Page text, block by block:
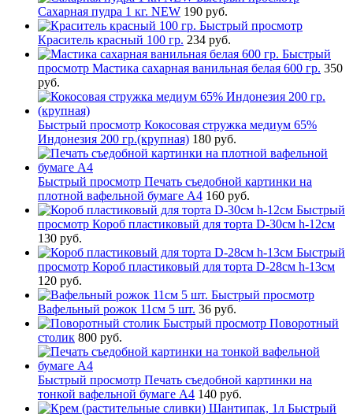
Сахарная пудра 1 кг. NEW 190 руб.
Быстрый просмотр
Краситель красный 100 гр. 234 руб.
Быстрый
просмотр Мастика сахарная ванильная белая 600 гр. 350
руб.
Быстрый просмотр Кокосовая стружка медиум 65%
Индонезия 200 гр.(крупная) 180 руб.
Быстрый просмотр Печать съедобной картинки на
плотной вафельной бумаге А4 160 руб.
Быстрый
просмотр Короб пластиковый для торта D-30см h-12см
130 руб.
Быстрый
просмотр Короб пластиковый для торта D-28см h-13см
120 руб.
Быстрый просмотр
Вафельный рожок 11см 5 шт. 36 руб.
Быстрый просмотр Поворотный
столик 800 руб.
Быстрый просмотр Печать съедобной картинки на
тонкой вафельной бумаге А4 140 руб.
Быстрый